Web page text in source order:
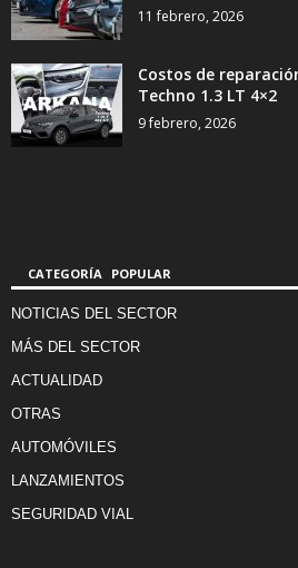
11 febrero, 2026
Costos de
Techno 1.3 LT 4×2
9 febrero, 2026
CATEGORÍA POPULAR
NOTICIAS DEL SECTOR
MÁS DEL SECTOR
ACTUALIDAD
OTRAS
AUTOMÓVILES
LANZAMIENTOS
SEGURIDAD VIAL